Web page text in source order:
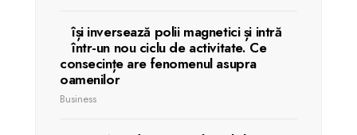
își inversează polii magnetici și intră
într-un nou ciclu de activitate. Ce
consecințe are fenomenul asupra
oamenilor
Business